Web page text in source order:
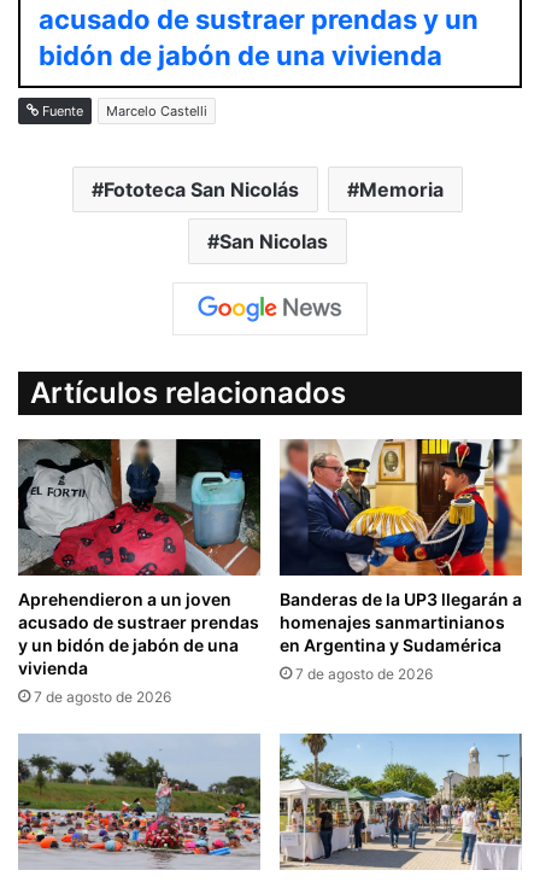
acusado de sustraer prendas y un
bidón de jabón de una vivienda
Fuente Marcelo Castelli
Fototeca San Nicolás Memoria
San Nicolas
Artículos relacionados
Aprehendieron a un joven
acusado de sustraer prendas
y un bidón de jabón de una
vivienda
7 de agosto de 2026
Banderas de la UP3 llegarán a
homenajes sanmartinianos
en Argentina y Sudamérica
7 de agosto de 2026